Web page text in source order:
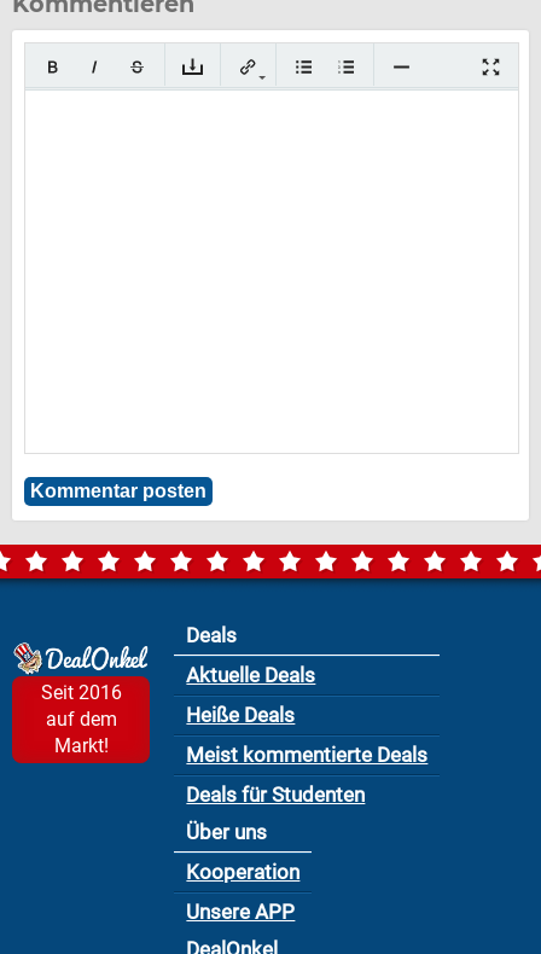
Seit 2016
auf dem
Markt!
Deals
Aktuelle Deals
Heiße Deals
Meist kommentierte Deals
Deals für Studenten
Über uns
Kooperation
Unsere APP
DealOnkel